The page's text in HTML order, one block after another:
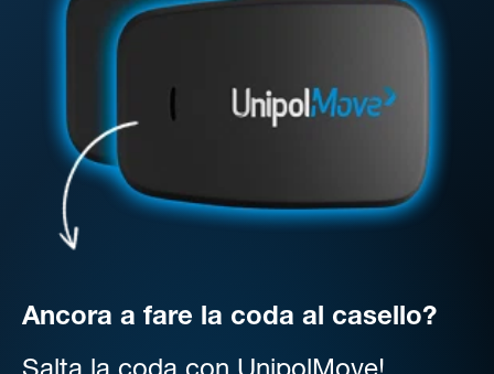
Ancora a fare la coda al casello?